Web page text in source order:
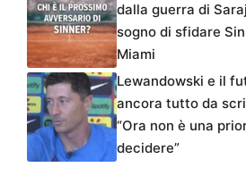
dalla guerra di
sogno di sfidare
Miami
Lewandowski e il
ancora tutto da
“Ora non è una
decidere”